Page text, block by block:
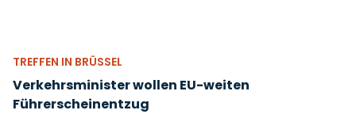
TREFFEN IN BRÜSSEL
Verkehrsminister wollen EU-weiten
Führerscheinentzug